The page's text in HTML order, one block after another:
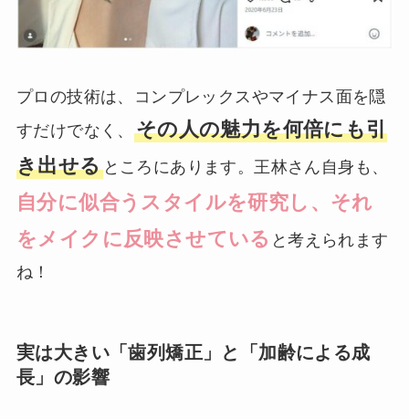
プロの技術は、コンプレックスやマイナス面を隠
すだけでなく、 その人の魅力を何倍にも引
き出せるところにあります。王林さん自身も、
自分に似合うスタイルを研究し、それ
をメイクに反映させている と考えられます
ね！
実は大きい「歯列矯正」と「加齢による成
長」の影響